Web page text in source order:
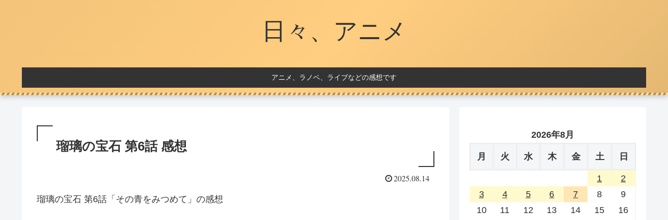
日々、アニメ
アニメ、ラノベ、ライブなどの感想です
瑠璃の宝石 第6話 感想
2025.08.14
瑠璃の宝石 第6話「その青をみつめて」の感想
2026年8月
月 火 水 木 金 土 日
1
2
3
4 5 6 7 8
9
10
11 12 13 14 15
16